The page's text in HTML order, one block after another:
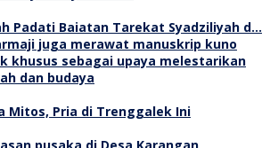
Padati Baiatan Tarekat Syadziliyah d…
Mitos, Pria di Trenggalek Ini